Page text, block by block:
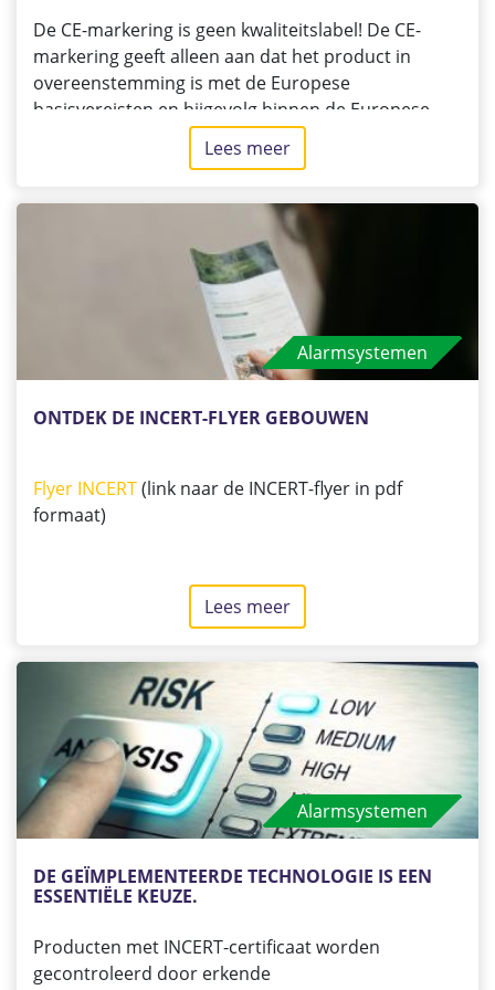
De CE-markering is geen kwaliteitslabel! De CE-
markering geeft alleen aan dat het product in
overeenstemming is met de Europese
basisvereisten en bijgevolg binnen de Europese
Unie vrij op de markt kan worden gebracht. Door
een product te labelen met een CE-markering,
verantwoordelijkheid, dat zijn product voldoet aan
alle wettelijke vereisten voor het verkrijgen van een
CE-markering. Deze CE-markering is dus geen
kwaliteitslabel noch een aanduiding van
geografische herkomst, maar gewoon een
Lees meer
Kwaliteitslabel
en
CE-
markering!
ONTDEK DE INCERT-FLYER GEBOUWEN
Flyer INCERT(link naar de INCERT-flyer in pdf
formaat)
Alarmsystemen
Lees meer
Ontdek
flyer
Gebouwen
DE GEÏMPLEMENTEERDE TECHNOLOGIE IS EEN
ESSENTIËLE KEUZE.
Producten met INCERT-certificaat worden
gecontroleerd door erkende
Alarmsystemen